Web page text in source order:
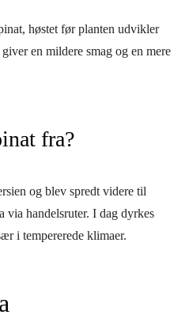
høstet før planten udvikler
en mildere smag og en mere
fra?
og blev spredt videre til
via handelsruter. I dag dyrkes
i tempererede klimaer.